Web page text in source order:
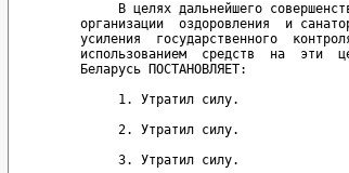
В целях дальнейшего
организации  оздоровления  и
усиления  государственного
использованием  средств  на  эти
Беларусь ПОСТАНОВЛЯЕТ:
     1. Утратил силу.
     2. Утратил силу.
     3. Утратил силу.